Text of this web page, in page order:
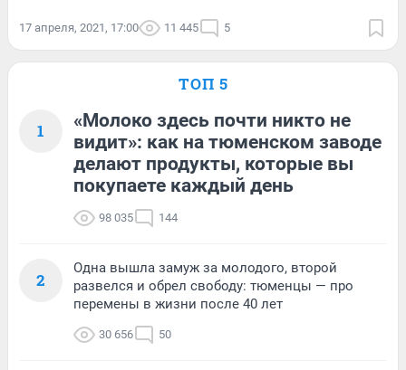
17 апреля, 2021, 17:00 11 445 5
ТОП 5
1
«Молоко здесь почти никто не
видит»: как на тюменском заводе
делают продукты, которые вы
покупаете каждый день
98 035 144
2
Одна вышла замуж за молодого, второй
развелся и обрел свободу: тюменцы — про
перемены в жизни после 40 лет
30 656 50